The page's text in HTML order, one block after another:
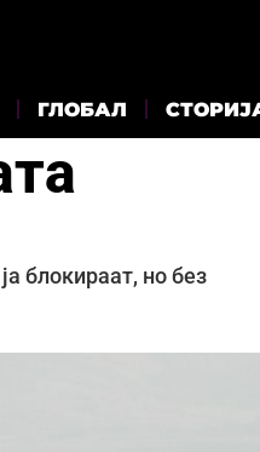
ГЛОБАЛ
блокираат, но без